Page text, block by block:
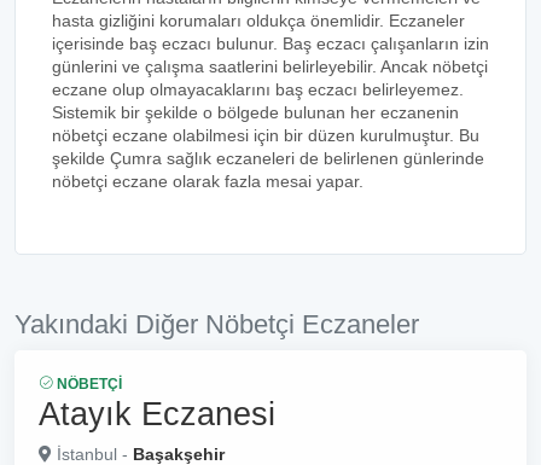
hasta gizliğini korumaları oldukça önemlidir. Eczaneler
içerisinde baş eczacı bulunur. Baş eczacı çalışanların izin
günlerini ve çalışma saatlerini belirleyebilir. Ancak nöbetçi
eczane olup olmayacaklarını baş eczacı belirleyemez.
Sistemik bir şekilde o bölgede bulunan her eczanenin
nöbetçi eczane olabilmesi için bir düzen kurulmuştur. Bu
şekilde Çumra sağlık eczaneleri de belirlenen günlerinde
nöbetçi eczane olarak fazla mesai yapar.
Yakındaki Diğer Nöbetçi Eczaneler
NÖBETÇI
Atayık Eczanesi
İstanbul - Başakşehir